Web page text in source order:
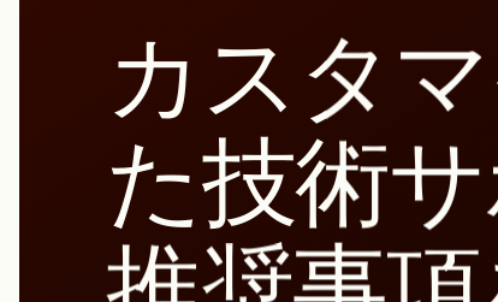
カスタ
た技術